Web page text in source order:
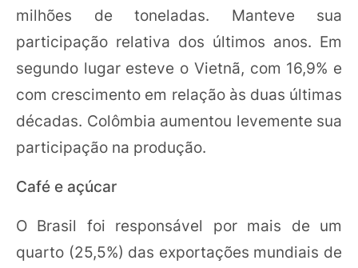
milhões de toneladas. Manteve sua
participação relativa dos últimos anos. Em
segundo lugar esteve o Vietnã, com 16,9% e
com crescimento em relação às duas últimas
décadas. Colômbia aumentou levemente sua
participação na produção.
Café e açúcar
O Brasil foi responsável por mais de um
quarto (25,5%) das exportações mundiais de